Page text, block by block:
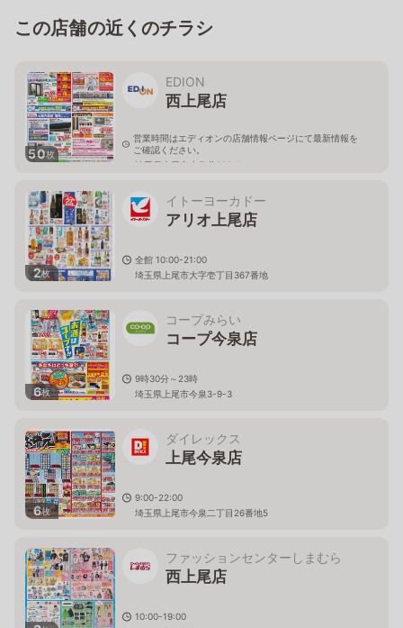
この店舗の近くのチラシ
50枚
EDION
西上尾店
営業時間はエディオンの店舗情報ページにて最新情報を
ご確認ください。
埼玉県上尾市小敷谷809-1
2枚
イトーヨーカドー
アリオ上尾店
全館 10:00-21:00
埼玉県上尾市大字壱丁目367番地
6枚
コープみらい
コープ今泉店
9時30分～23時
埼玉県上尾市今泉3-9-3
6枚
ダイレックス
上尾今泉店
9:00-22:00
埼玉県上尾市今泉二丁目26番地5
ファッションセンターしまむら
西上尾店
10:00-19:00